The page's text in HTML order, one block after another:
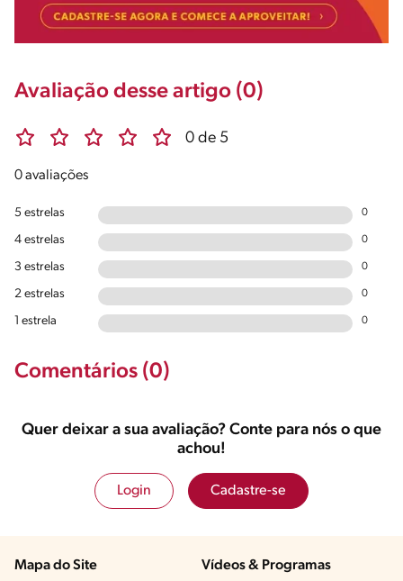
Avaliação desse artigo (0)
0 de 5
0 avaliações
5 estrelas 0
4 estrelas 0
3 estrelas 0
2 estrelas 0
1 estrela 0
Comentários (0)
Quer deixar a sua avaliação? Conte para nós o que
achou!
Login Cadastre-se
Mapa do Site Vídeos & Programas​